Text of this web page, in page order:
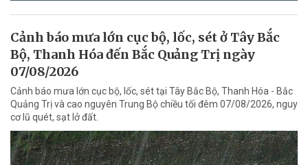
Cảnh báo mưa lớn cục bộ, lốc, sét ở Tây Bắc
Bộ, Thanh Hóa đến Bắc Quảng Trị ngày
07/08/2026
Cảnh báo mưa lớn cục bộ, lốc, sét tại Tây Bắc Bộ, Thanh Hóa - Bắc
Quảng Trị và cao nguyên Trung Bộ chiều tối đêm 07/08/2026, nguy
cơ lũ quét, sạt lở đất.